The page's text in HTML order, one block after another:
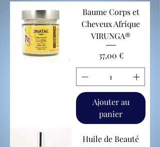
Baume Corps et
Cheveux Afrique
VIRUNGA®
Prix
37,00 €
Ajouter au
panier
Huile de Beauté